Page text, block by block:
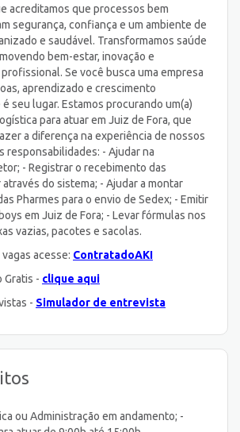
acreditamos que processos bem
segurança, confiança e um ambiente de
e saudável. Transformamos saúde
bem-estar, inovação e
Se você busca uma empresa
aprendizado e crescimento
seu lugar. Estamos procurando um(a)
para atuar em Juiz de Fora, que
a diferença na experiência de nossos
responsabilidades: - Ajudar na
- Registrar o recebimento das
do sistema; - Ajudar a montar
Pharmes para o envio de Sedex; - Emitir
em Juiz de Fora; - Levar fórmulas nos
vazias, pacotes e sacolas.
acesse: ContratadoAKI
Gratis - clique aqui
- Simulador de entrevista
ou Administração em andamento; -